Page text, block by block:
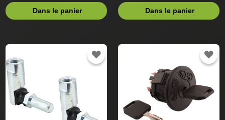
Dans le panier Dans le panier